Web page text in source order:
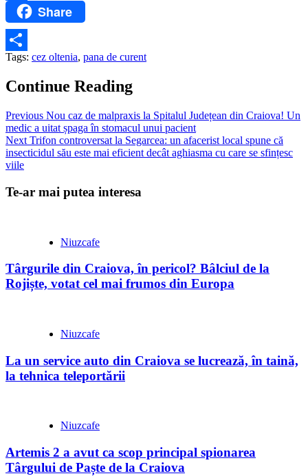
FacebookShare
Partajează
Tags: cez oltenia, pana de curent
Continue Reading
Previous Nou caz de malpraxis la Spitalul Județean din Craiova! Un
medic a uitat șpaga în stomacul unui pacient
Next Trifon controversat la Segarcea: un afacerist local spune că
insecticidul său este mai eficient decât aghiasma cu care se sfințesc
viile
Te-ar mai putea interesa
Niuzcafe
Târgurile din Craiova, în pericol? Bâlciul de la
Rojiște, votat cel mai frumos din Europa
Niuzcafe
La un service auto din Craiova se lucrează, în taină,
la tehnica teleportării
Niuzcafe
Artemis 2 a avut ca scop principal spionarea
Târgului de Paște de la Craiova